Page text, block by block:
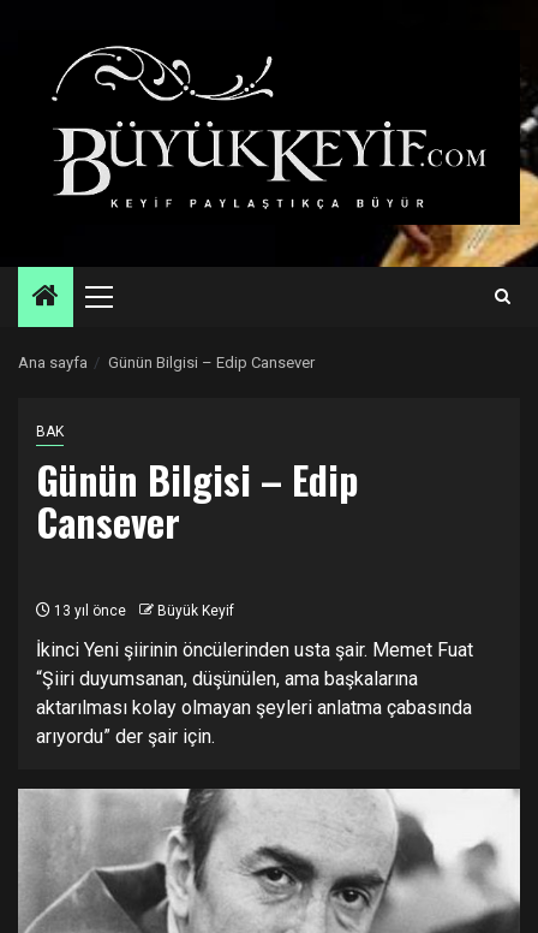
Primary
Ana sayfa Günün Bilgisi – Edip Cansever
BAK
Günün Bilgisi – Edip
Cansever
13 yıl önce Büyük Keyif
İkinci Yeni şiirinin öncülerinden usta şair. Memet Fuat
“Şiiri duyumsanan, düşünülen, ama başkalarına
aktarılması kolay olmayan şeyleri anlatma çabasında
arıyordu” der şair için.